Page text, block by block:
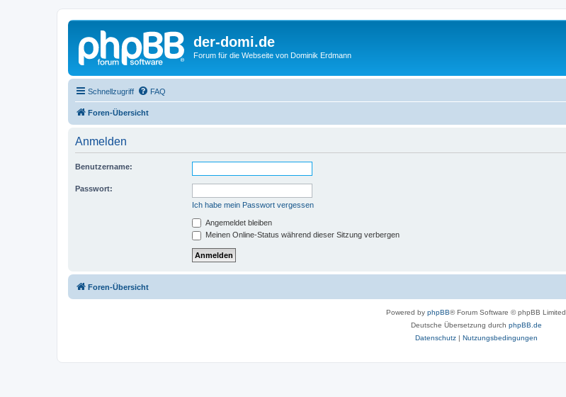
der-domi.de
Forum für die Webseite von Dominik Erdmann
Schnellzugriff FAQ
Foren-Übersicht
Anmelden
Benutzername:
Passwort:
Ich habe mein Passwort vergessen
Angemeldet bleiben
Meinen Online-Status während dieser Sitzung verbergen
Foren-Übersicht
Powered by phpBB® Forum Software © phpBB Limited
Deutsche Übersetzung durch phpBB.de
Datenschutz| Nutzungsbedingungen